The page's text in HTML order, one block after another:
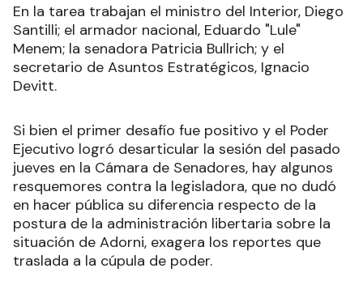
En la tarea trabajan el ministro del Interior, Diego
Santilli; el armador nacional, Eduardo "Lule"
Menem; la senadora Patricia Bullrich; y el
secretario de Asuntos Estratégicos, Ignacio
Devitt.
Si bien el primer desafío fue positivo y el Poder
Ejecutivo logró desarticular la sesión del pasado
jueves en la Cámara de Senadores, hay algunos
resquemores contra la legisladora, que no dudó
en hacer pública su diferencia respecto de la
postura de la administración libertaria sobre la
situación de Adorni, exagera los reportes que
traslada a la cúpula de poder.